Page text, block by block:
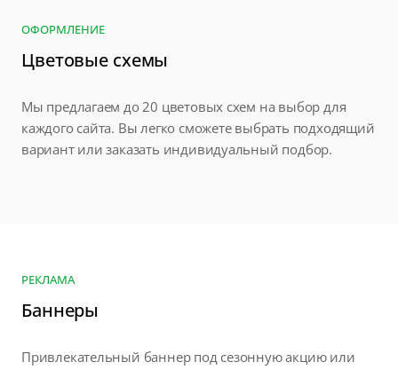
ОФОРМЛЕНИЕ
Цветовые схемы
Мы предлагаем до 20 цветовых схем на выбор для
каждого сайта. Вы легко сможете выбрать подходящий
вариант или заказать индивидуальный подбор.
РЕКЛАМА
Баннеры
Привлекательный баннер под сезонную акцию или